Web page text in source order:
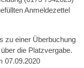
Anmeldezettel
zu einer Überbuchung
die Platzvergabe.
07.09.2020